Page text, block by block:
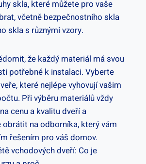
skla, které můžete ⁣pro vaše
včetně bezpečnostního skla
skla s různými vzory.
že ⁤každý materiál​ má svou
potřebné k instalaci. Vyberte
⁣které nejlépe vyhovují vašim
Při výběru materiálů⁢ vždy
‌cenu ​a kvalitu dveří a
obrátit na odborníka, který‌ vám
řešením pro​ váš ⁢domov.